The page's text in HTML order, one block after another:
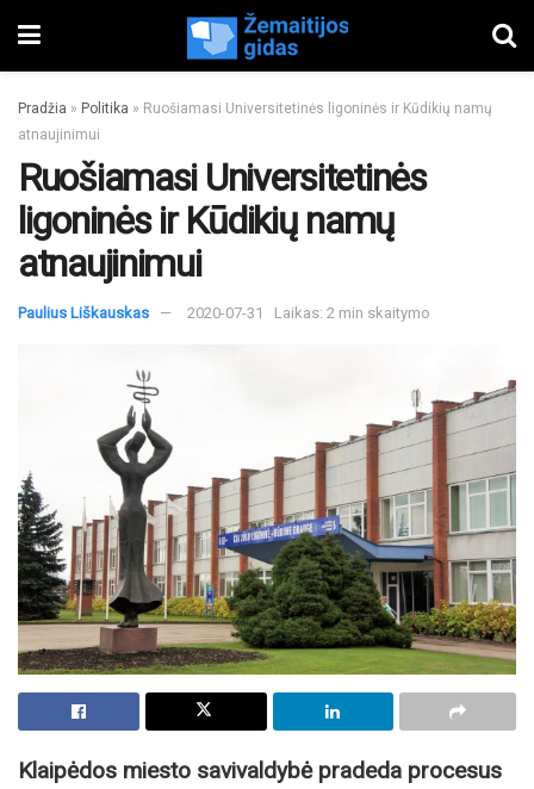
Pradžia » Politika » Ruošiamasi Universitetinės ligoninės ir Kūdikių namų
atnaujinimui
Ruošiamasi Universitetinės
ligoninės ir Kūdikių namų
atnaujinimui
Paulius Liškauskas 2020-07-31 Laikas: 2 min skaitymo
Klaipėdos miesto savivaldybė pradeda procesus